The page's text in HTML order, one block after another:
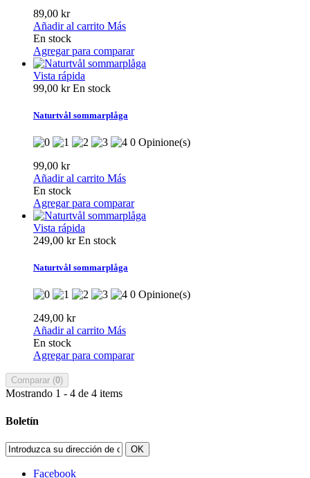
89,00 kr
Añadir al carrito Más
En stock
Agregar para comparar
Vista rápida
99,00 krEn stock
Naturtvål sommarplåga
0 Opinione(s)
99,00 kr
Añadir al carrito Más
En stock
Agregar para comparar
Vista rápida
249,00 krEn stock
Naturtvål sommarplåga
0 Opinione(s)
249,00 kr
Añadir al carrito Más
En stock
Agregar para comparar
Comparar (0)
Mostrando 1 - 4 de 4 items
Boletín
OK
Facebook